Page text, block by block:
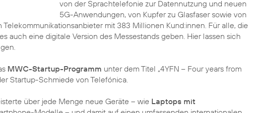
von der Sprachtelefonie zur Datennutzung und neuen
5G-Anwendungen, von Kupfer zu Glasfaser sowie von
mit 383 Millionen Kund:innen. Für alle, die
auch eine digitale Version des Messestands geben. Hier lassen sich
MWC-Startup-Programm unter dem Titel „4YFN – Four years from
Startup-Schmiede von Telefónica.
über jede Menge neue Geräte – wie Laptops mit